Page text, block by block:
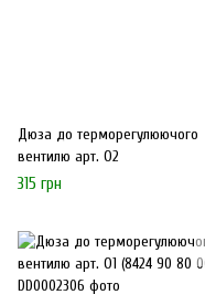
Дюза до терморегулюючого
вентилю арт. О2
315 грн